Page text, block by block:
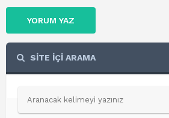
YORUM YAZ
SİTE İÇİ ARAMA